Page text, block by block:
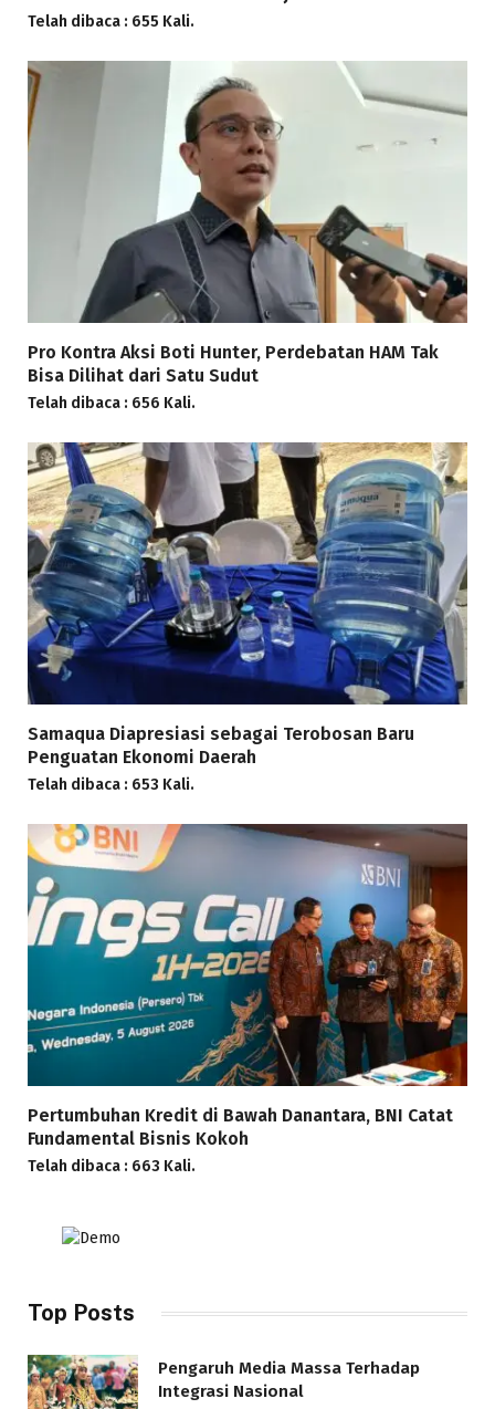
Telah dibaca : 655 Kali.
Pro Kontra Aksi Boti Hunter, Perdebatan HAM Tak
Bisa Dilihat dari Satu Sudut
Telah dibaca : 656 Kali.
Samaqua Diapresiasi sebagai Terobosan Baru
Penguatan Ekonomi Daerah
Telah dibaca : 653 Kali.
Pertumbuhan Kredit di Bawah Danantara, BNI Catat
Fundamental Bisnis Kokoh
Telah dibaca : 663 Kali.
Top Posts
Pengaruh Media Massa Terhadap
Integrasi Nasional